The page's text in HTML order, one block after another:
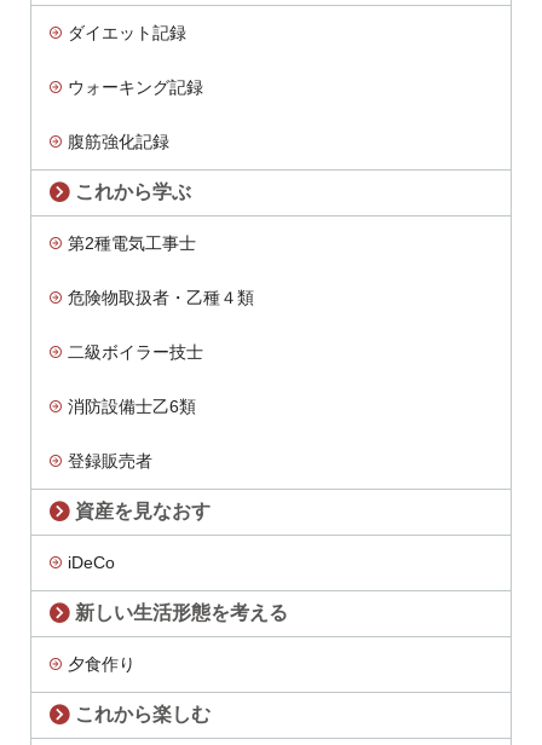
ダイエット記録
ウォーキング記録
腹筋強化記録
これから学ぶ
第2種電気工事士
危険物取扱者・乙種４類
二級ボイラー技士
消防設備士乙6類
登録販売者
資産を見なおす
iDeCo
新しい生活形態を考える
夕食作り
これから楽しむ